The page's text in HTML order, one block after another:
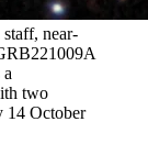
near-
two
14 October